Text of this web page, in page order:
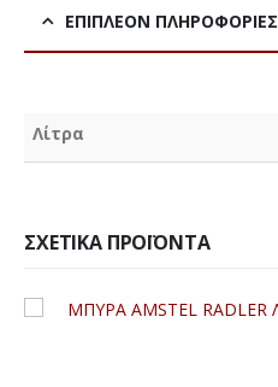
ΕΠΙΠΛΈΟΝ ΠΛΗΡΟΦΟΡΊΕΣ
Λίτρα
ΣΧΕΤΙΚΆ ΠΡΟΪΌΝΤΑ